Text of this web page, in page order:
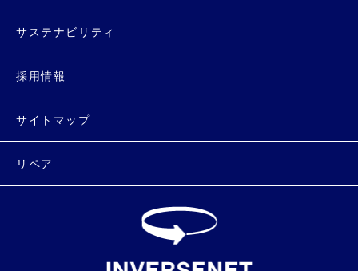
サステナビリティ
採用情報
サイトマップ
リペア